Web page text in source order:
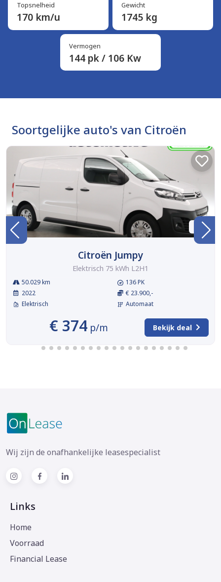
Topsnelheid
170 km/u
Gewicht
1745 kg
Vermogen
144 pk / 106 Kw
Soortgelijke auto's van Citroën
BTW
Citroën Jumpy
Elektrisch 75 kWh L2H1
50.029 km
2022
Elektrisch
136 PK
€ 23.900,-
Automaat
€ 374p/m Bekijk deal
Wij zijn de onafhankelijke leasespecialist
Links
Home
Voorraad
Financial Lease